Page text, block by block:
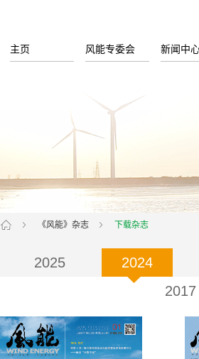
主页 风能专委会 新闻中
《风能》杂志 下载杂志
2025 2024
2017